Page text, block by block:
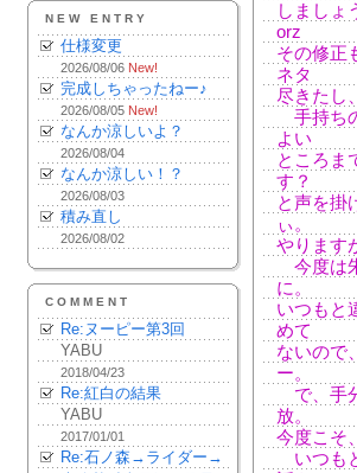
NEW ENTRY
仕様変更
2026/08/06 New!
完成しちゃったねー♪
2026/08/05 New!
なんか涼しいよ？
2026/08/04
なんか涼しい！？
2026/08/03
積み直し
2026/08/02
COMMENT
Re:ヌーピー第3回
YABU
2018/04/23
Re:紅白の結果
YABU
2017/01/01
Re:石ノ森→ライダー→
しましょ
orz
その修正
ネタ
尽きたし
手持ち
よい
ところま
す？
と声を掛
ぃ。
やります
今度は
に。
いつもと
めて
ないので
ー。
で、手
放。
今度こそ
いつも